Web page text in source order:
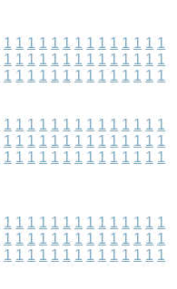
1 1 1 1 1 1 1 1 1 1 1 1 1 1
1 1 1 1 1 1 1 1 1 1 1 1 1 1
1 1 1 1 1 1 1 1 1 1 1 1 1 1
1 1 1 1 1 1 1 1 1 1 1 1 1 1
1 1 1 1 1 1 1 1 1 1 1 1 1 1
1 1 1 1 1 1 1 1 1 1 1 1 1 1
1 1 1 1 1 1 1 1 1 1 1 1 1 1
1 1 1 1 1 1 1 1 1 1 1 1 1 1
1 1 1 1 1 1 1 1 1 1 1 1 1 1